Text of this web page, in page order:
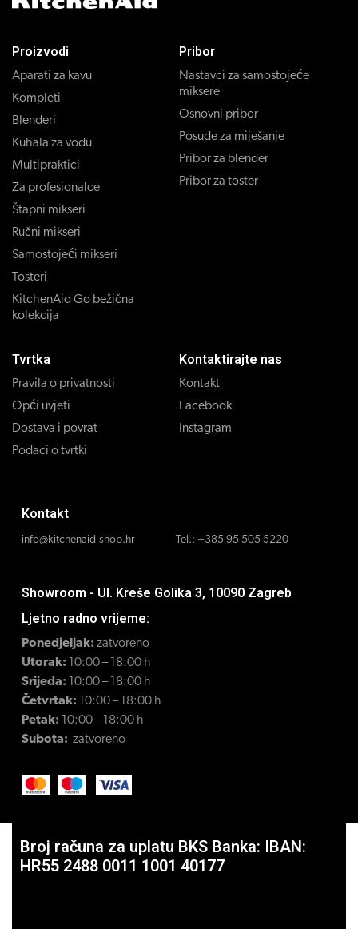
Proizvodi
Aparati za kavu
Kompleti
Blenderi
Kuhala za vodu
Multipraktici
Za profesionalce
Štapni mikseri
Ručni mikseri
Samostojeći mikseri
Tosteri
KitchenAid Go bežična
kolekcija
Pribor
Nastavci za samostojeće
miksere
Osnovni pribor
Posude za miješanje
Pribor za blender
Pribor za toster
Tvrtka
Pravila o privatnosti
Opći uvjeti
Dostava i povrat
Podaci o tvrtki
Kontaktirajte nas
Kontakt
Facebook
Instagram
Kontakt
info@kitchenaid-shop.hr Tel.: +385 95 505 5220
Showroom - Ul. Kreše Golika 3, 10090 Zagreb
Ljetno radno vrijeme:
Ponedjeljak: zatvoreno
Utorak: 10:00 – 18:00 h
Srijeda: 10:00 – 18:00 h
Četvrtak: 10:00 – 18:00 h
Petak: 10:00 – 18:00 h
Subota: zatvoreno
Broj računa za uplatu BKS Banka: IBAN:
HR55 2488 0011 1001 40177